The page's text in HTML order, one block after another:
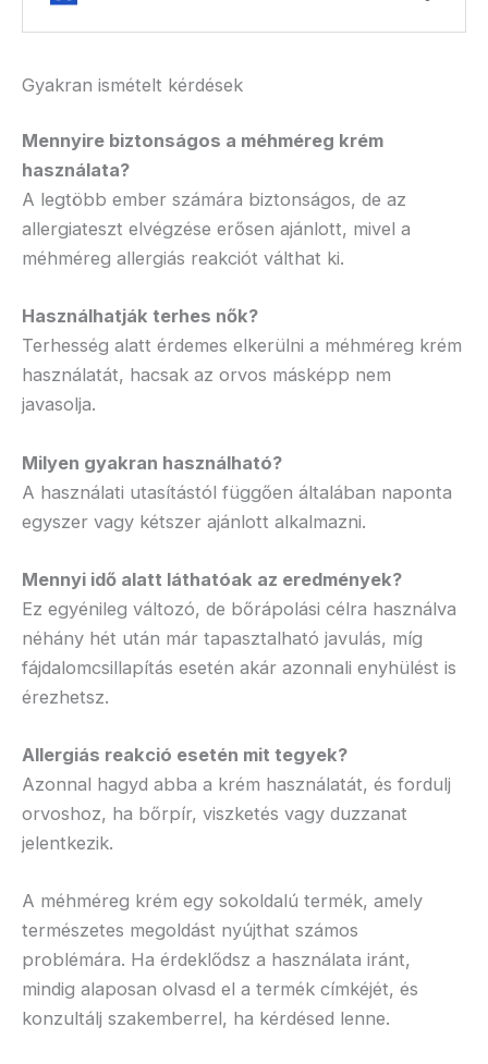
Gyakran ismételt kérdések
Mennyire biztonságos a méhméreg krém
használata?
A legtöbb ember számára biztonságos, de az
allergiateszt elvégzése erősen ajánlott, mivel a
méhméreg allergiás reakciót válthat ki.
Használhatják terhes nők?
Terhesség alatt érdemes elkerülni a méhméreg krém
használatát, hacsak az orvos másképp nem
javasolja.
Milyen gyakran használható?
A használati utasítástól függően általában naponta
egyszer vagy kétszer ajánlott alkalmazni.
Mennyi idő alatt láthatóak az eredmények?
Ez egyénileg változó, de bőrápolási célra használva
néhány hét után már tapasztalható javulás, míg
fájdalomcsillapítás esetén akár azonnali enyhülést is
érezhetsz.
Allergiás reakció esetén mit tegyek?
Azonnal hagyd abba a krém használatát, és fordulj
orvoshoz, ha bőrpír, viszketés vagy duzzanat
jelentkezik.
A méhméreg krém egy sokoldalú termék, amely
természetes megoldást nyújthat számos
problémára. Ha érdeklődsz a használata iránt,
mindig alaposan olvasd el a termék címkéjét, és
konzultálj szakemberrel, ha kérdésed lenne.